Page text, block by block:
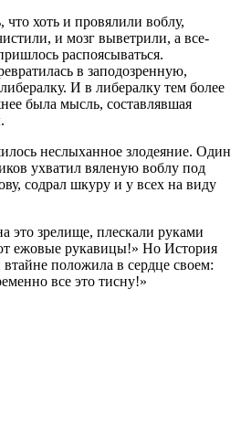
что хоть и провялили воблу,
и мозг выветрили, а все-
распоясываться.
в заподозренную,
И в либералку тем более
была мысль, составлявшая
неслыханное злодеяние. Один
ухватил вяленую воблу под
содрал шкуру и у всех на виду
это зрелище, плескали руками
ежовые рукавицы!» Но История
втайне положила в сердце своем:
все это тисну!»